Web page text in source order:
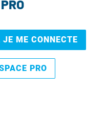
ME CONNECTE
PRO